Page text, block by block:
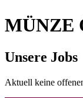
MÜNZE
Unsere Jobs
Aktuell keine